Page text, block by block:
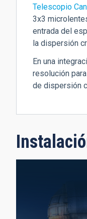
Telescopio
3x3
entrada del
la dispersión
En una
resolución
de dispersión